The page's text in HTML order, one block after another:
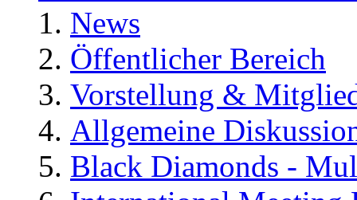
News
Öffentlicher Bereich
Vorstellung &
Allgemeine
Black Diamonds -